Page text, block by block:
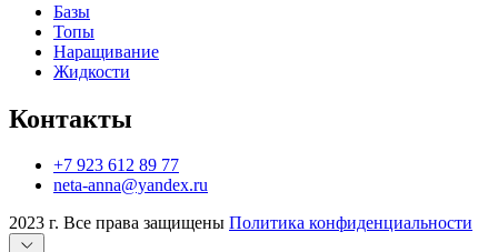
Базы
Топы
Наращивание
Жидкости
Контакты
+7 923 612 89 77
neta-anna@yandex.ru
2023 г. Все права защищены Политика конфиденциальности